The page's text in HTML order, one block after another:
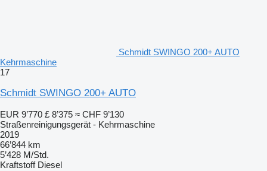
Schmidt SWINGO 200+ AUTO
Kehrmaschine
17
Schmidt SWINGO 200+ AUTO
EUR 9’770 £ 8’375 ≈ CHF 9’130
Straßenreinigungsgerät - Kehrmaschine
2019
66’844 km
5’428 M/Std.
Kraftstoff Diesel